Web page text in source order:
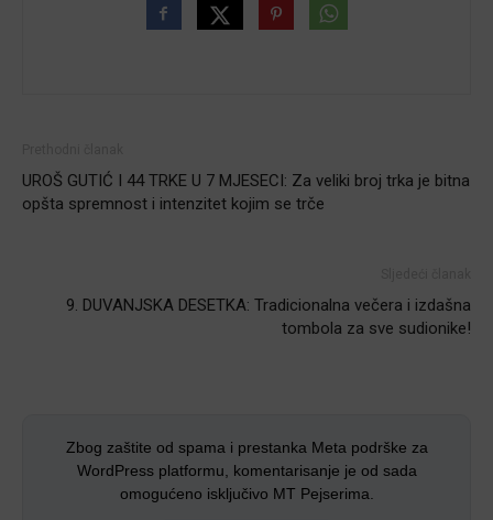
UROŠ GUTIĆ I 44 TRKE U 7 MJESECI: Za veliki broj trka je bitna
opšta spremnost i intenzitet kojim se trče
9. DUVANJSKA DESETKA: Tradicionalna večera i izdašna
tombola za sve sudionike!
Zbog zaštite od spama i prestanka Meta podrške za
WordPress platformu, komentarisanje je od sada
omogućeno isključivo MT Pejserima.